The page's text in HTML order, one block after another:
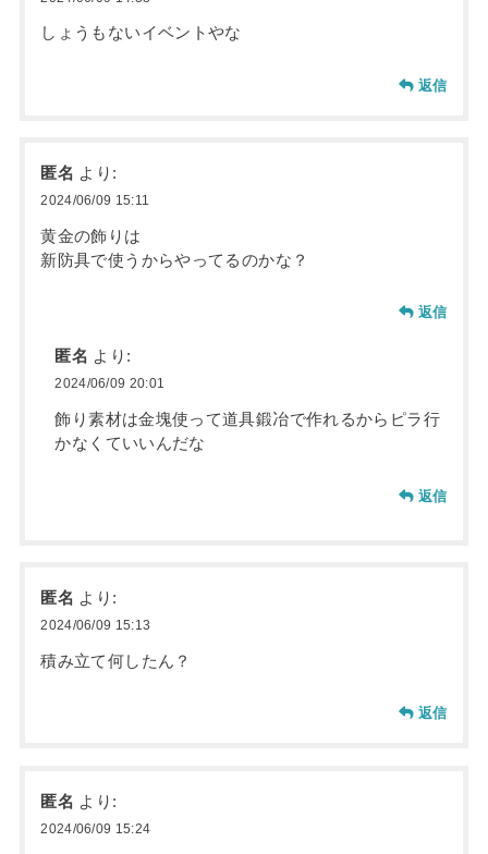
しょうもないイベントやな
返信
匿名 より:
2024/06/09 15:11
黄金の飾りは
新防具で使うからやってるのかな？
返信
匿名 より:
2024/06/09 20:01
飾り素材は金塊使って道具鍛冶で作れるからピラ行
かなくていいんだな
返信
匿名 より:
2024/06/09 15:13
積み立て何したん？
返信
匿名 より:
2024/06/09 15:24